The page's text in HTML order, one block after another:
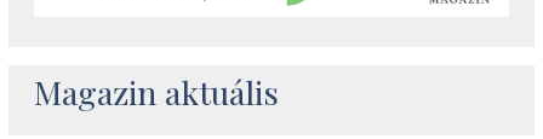
Magazin aktuális